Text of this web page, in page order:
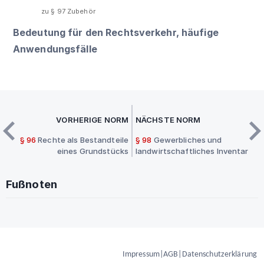
zu § 97 Zubehör
Bedeutung für den Rechtsverkehr, häufige
Anwendungsfälle
VORHERIGE NORM
§ 96 Rechte als Bestandteile
eines Grundstücks
NÄCHSTE NORM
§ 98 Gewerbliches und
landwirtschaftliches Inventar
Fußnoten
Impressum|AGB Datenschutzerklärung